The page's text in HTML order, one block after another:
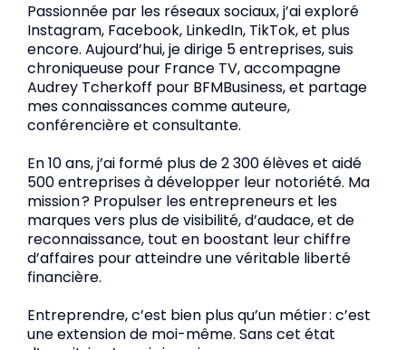
Passionnée par les réseaux sociaux, j’ai exploré
Instagram, Facebook, LinkedIn, TikTok, et plus
encore. Aujourd’hui, je dirige 5 entreprises, suis
chroniqueuse pour France TV, accompagne
Audrey Tcherkoff pour BFMBusiness, et partage
mes connaissances comme auteure,
conférencière et consultante.
En 10 ans, j’ai formé plus de 2 300 élèves et aidé
500 entreprises à développer leur notoriété. Ma
mission ? Propulser les entrepreneurs et les
marques vers plus de visibilité, d’audace, et de
reconnaissance, tout en boostant leur chiffre
d’affaires pour atteindre une véritable liberté
financière.
Entreprendre, c’est bien plus qu’un métier : c’est
une extension de moi-même. Sans cet état